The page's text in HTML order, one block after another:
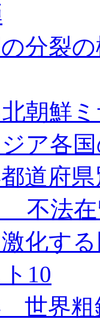
の分裂
朝鮮
ア各
都道府
法在
化す
10
世界粗